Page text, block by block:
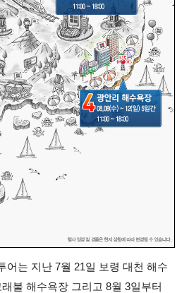
어는 지난 7월 21일 보령 대천 해수
불 해수욕장 그리고 8월 3일부터